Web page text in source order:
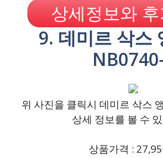
상세정보와
9. 데미르 삭스
위 사진을 클릭시 데미르 삭스
상세 정보를 볼 수
상품가격 :